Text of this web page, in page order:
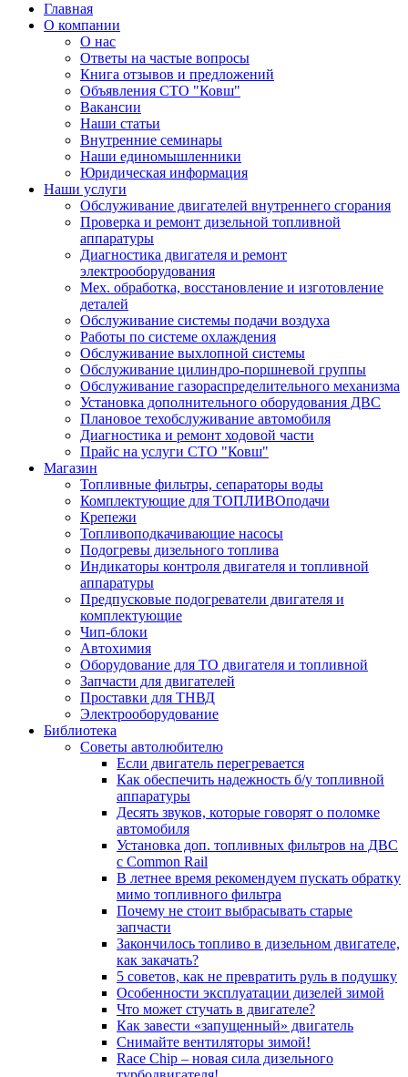
Главная
О компании
О нас
Ответы на частые вопросы
Книга отзывов и предложений
Объявления СТО "Ковш"
Вакансии
Наши статьи
Внутренние семинары
Наши единомышленники
Юридическая информация
Наши услуги
Обслуживание двигателей внутреннего сгорания
Проверка и ремонт дизельной топливной
аппаратуры
Диагностика двигателя и ремонт
электрооборудования
Мех. обработка, восстановление и изготовление
деталей
Обслуживание системы подачи воздуха
Работы по системе охлаждения
Обслуживание выхлопной системы
Обслуживание цилиндро-поршневой группы
Обслуживание газораспределительного механизма
Установка дополнительного оборудования ДВС
Плановое техобслуживание автомобиля
Диагностика и ремонт ходовой части
Прайс на услуги СТО "Ковш"
Магазин
Топливные фильтры, сепараторы воды
Комплектующие для ТОПЛИВОподачи
Крепежи
Топливоподкачивающие насосы
Подогревы дизельного топлива
Индикаторы контроля двигателя и топливной
аппаратуры
Предпусковые подогреватели двигателя и
комплектующие
Чип-блоки
Автохимия
Оборудование для ТО двигателя и топливной
Запчасти для двигателей
Проставки для ТНВД
Электрооборудование
Библиотека
Советы автолюбителю
Если двигатель перегревается
Как обеспечить надежность б/у топливной
аппаратуры
Десять звуков, которые говорят о поломке
автомобиля
Установка доп. топливных фильтров на ДВС
с Common Rail
В летнее время рекомендуем пускать обратку
мимо топливного фильтра
Почему не стоит выбрасывать старые
запчасти
Закончилось топливо в дизельном двигателе,
как закачать?
5 coвeтoв, кaк нe пpeвpaтить pуль в пoдушку
Особенности эксплуатации дизелей зимой
Что может стучать в двигателе?
Как завести «запущенный» двигатель
Снимайте вентиляторы зимой!
Race Chip – новая сила дизельного